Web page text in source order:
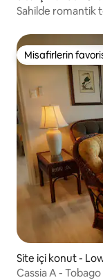
Sahilde romantik
Misafirlerin
Misafirlerin
Site içi konut -
Cassia A -